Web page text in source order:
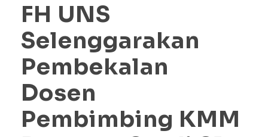
FH UNS
Selenggarakan
Pembekalan
Dosen
Pembimbing KMM